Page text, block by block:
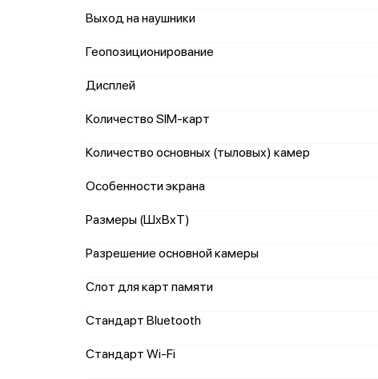
Выход на наушники
Геопозиционирование
Дисплей
Количество SIM-карт
Количество основных (тыловых) камер
Особенности экрана
Размеры (ШxВxТ)
Разрешение основной камеры
Слот для карт памяти
Стандарт Bluetooth
Стандарт Wi-Fi